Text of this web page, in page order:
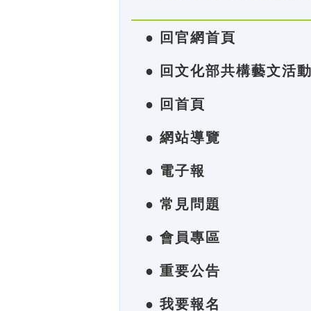
● 回官網首頁
● 回文化部共構藝文活
● 回首頁
● 網站導覽
● 電子報
● 常見問題
● 會員專區
● 重要公告
● 我要報名